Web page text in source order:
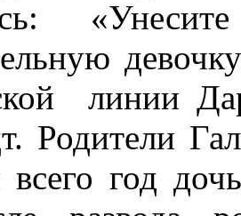
линии
Родители
всего год